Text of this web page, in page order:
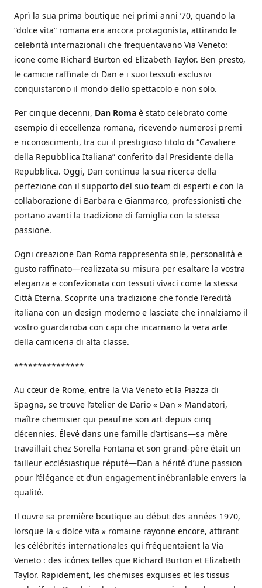
Aprì la sua prima boutique nei primi anni ’70, quando la
“dolce vita” romana era ancora protagonista, attirando le
celebrità internazionali che frequentavano Via Veneto:
icone come Richard Burton ed Elizabeth Taylor. Ben presto,
le camicie raffinate di Dan e i suoi tessuti esclusivi
conquistarono il mondo dello spettacolo e non solo.
Per cinque decenni, Dan Roma è stato celebrato come
esempio di eccellenza romana, ricevendo numerosi premi
e riconoscimenti, tra cui il prestigioso titolo di “Cavaliere
della Repubblica Italiana” conferito dal Presidente della
Repubblica. Oggi, Dan continua la sua ricerca della
perfezione con il supporto del suo team di esperti e con la
collaborazione di Barbara e Gianmarco, professionisti che
portano avanti la tradizione di famiglia con la stessa
passione.
Ogni creazione Dan Roma rappresenta stile, personalità e
gusto raffinato—realizzata su misura per esaltare la vostra
eleganza e confezionata con tessuti vivaci come la stessa
Città Eterna. Scoprite una tradizione che fonde l’eredità
italiana con un design moderno e lasciate che innalziamo il
vostro guardaroba con capi che incarnano la vera arte
della camiceria di alta classe.
***************
Au cœur de Rome, entre la Via Veneto et la Piazza di
Spagna, se trouve l’atelier de Dario « Dan » Mandatori,
maître chemisier qui peaufine son art depuis cinq
décennies. Élevé dans une famille d’artisans—sa mère
travaillait chez Sorella Fontana et son grand-père était un
tailleur ecclésiastique réputé—Dan a hérité d’une passion
pour l’élégance et d’un engagement inébranlable envers la
qualité.
Il ouvre sa première boutique au début des années 1970,
lorsque la « dolce vita » romaine rayonne encore, attirant
les célébrités internationales qui fréquentaient la Via
Veneto : des icônes telles que Richard Burton et Elizabeth
Taylor. Rapidement, les chemises exquises et les tissus